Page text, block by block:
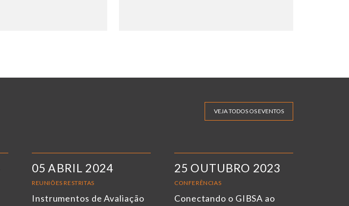
VEJA TODOS OS EVENTOS
05 ABRIL 2024
REUNIÕES RESTRITAS
Instrumentos de Avaliação
25 OUTUBRO 2023
CONFERÊNCIAS
Conectando o GIBSA ao